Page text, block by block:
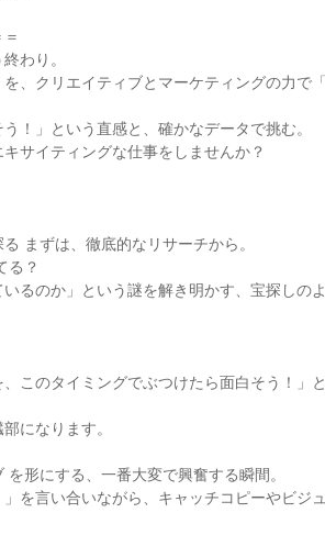
わり。
、クリエイティブとマーケティングの力で
！」という直感と、確かなデータで挑む。
サイティングな仕事をしませんか？
まずは、徹底的なリサーチから。
る？
るのか」という謎を解き明かす、宝探しの
このタイミングでぶつけたら面白そう！」
になります。
形にする、一番大変で興奮する瞬間。
を言い合いながら、キャッチコピーやビジュ